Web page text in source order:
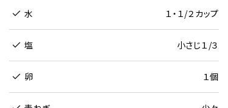
水 １・１/２カップ
塩 小さじ１/３
卵 １個